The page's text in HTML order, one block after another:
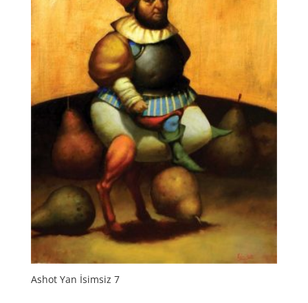
Ashot Yan İsimsiz 7